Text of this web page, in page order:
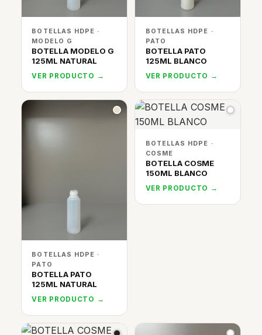
BOTELLAS HDPE ·
MODELO G
BOTELLA MODELO G
125ML NATURAL
VER PRODUCTO →
BOTELLAS HDPE ·
PATO
BOTELLA PATO
125ML BLANCO
VER PRODUCTO →
BOTELLAS HDPE ·
PATO
BOTELLA PATO
125ML NATURAL
VER PRODUCTO →
BOTELLAS HDPE ·
COSME
BOTELLA COSME
150ML BLANCO
VER PRODUCTO →